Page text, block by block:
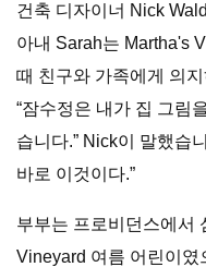
건축 디자이너 Nick
아내 Sarah는 Martha's
때 친구와 가족에게 의
“잠수정은 내가 집 그림
습니다.” Nick이 말했습
바로 이것이다.”
부부는 프로비던스에서
Vineyard 여름 어린이였